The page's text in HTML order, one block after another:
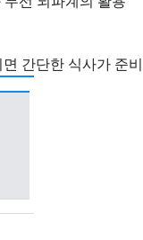
간단한 식사가 준